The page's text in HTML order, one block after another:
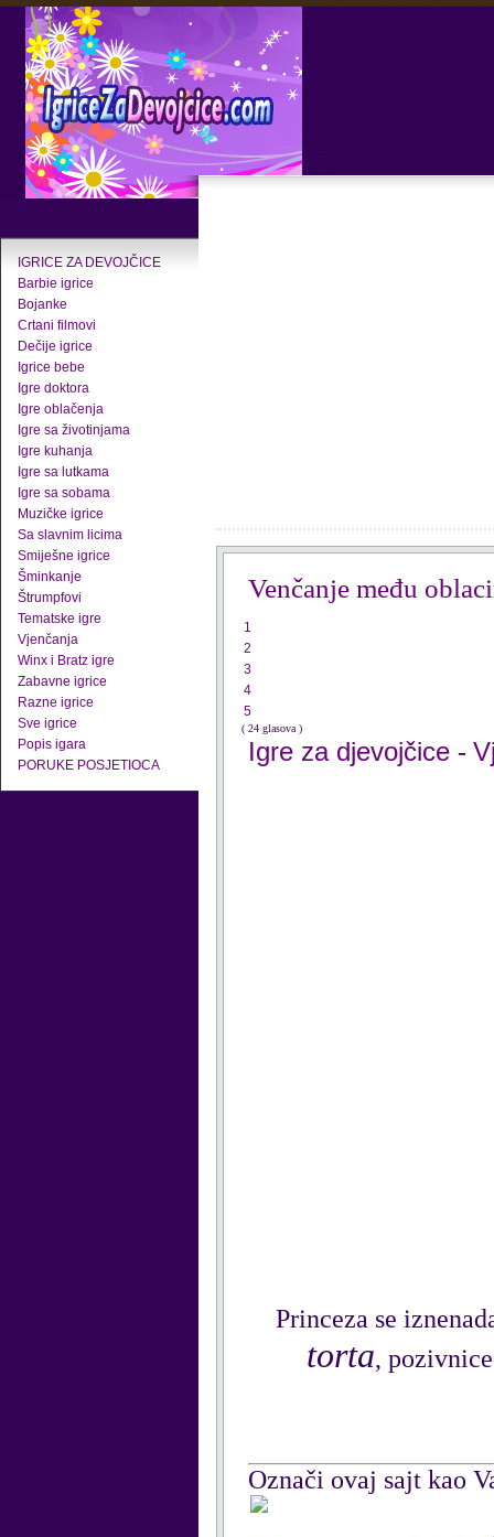
IGRICE ZA DEVOJČICE
Barbie igrice
Bojanke
Crtani filmovi
Dečije igrice
Igrice bebe
Igre doktora
Igre oblačenja
Igre sa životinjama
Igre kuhanja
Igre sa lutkama
Igre sa sobama
Muzičke igrice
Sa slavnim licima
Smiješne igrice
Šminkanje
Štrumpfovi
Tematske igre
Vjenčanja
Winx i Bratz igre
Zabavne igrice
Razne igrice
Sve igrice
Popis igara
PORUKE POSJETIOCA
Venčanje među
1
2
3
4
5
( 24 glasova )
Igre za djevojčice -
Princeza se
torta,
Označi ovaj sajt kao